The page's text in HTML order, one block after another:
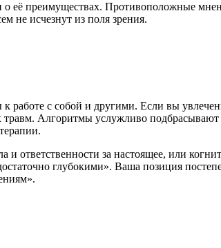
о её преимуществах. Противоположные
не исчезнут из поля зрения.
работе с собой и другими. Если вы
травм. Алгоритмы услужливо
за настоящее, или
глубокими». Ваша позиция